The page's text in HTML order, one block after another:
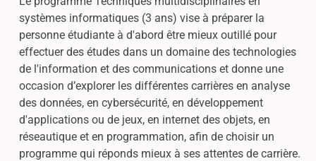
systèmes informatiques (3 ans) vise à préparer la
personne étudiante à d'abord être mieux outillé pour
effectuer des études dans un domaine des technologies
de l'information et des communications et donne une
occasion d’explorer les différentes carrières en analyse
des données, en cybersécurité, en développement
d'applications ou de jeux, en internet des objets, en
réseautique et en programmation, afin de choisir un
programme qui réponds mieux à ses attentes de carrière.